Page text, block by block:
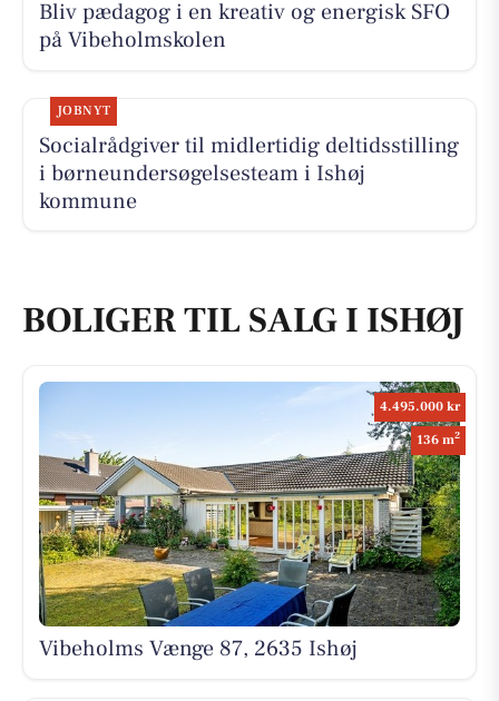
Bliv pædagog i en kreativ og energisk SFO
på Vibeholmskolen
JOBNYT
Socialrådgiver til midlertidig deltidsstilling
i børneundersøgelsesteam i Ishøj
kommune
BOLIGER TIL SALG I ISHØJ
4.495.000 kr
136 m2
Vibeholms Vænge 87, 2635 Ishøj